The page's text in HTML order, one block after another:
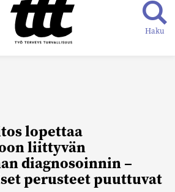
Haku
lopettaa
liittyvän
diagnosoinnin –
perusteet puuttuvat